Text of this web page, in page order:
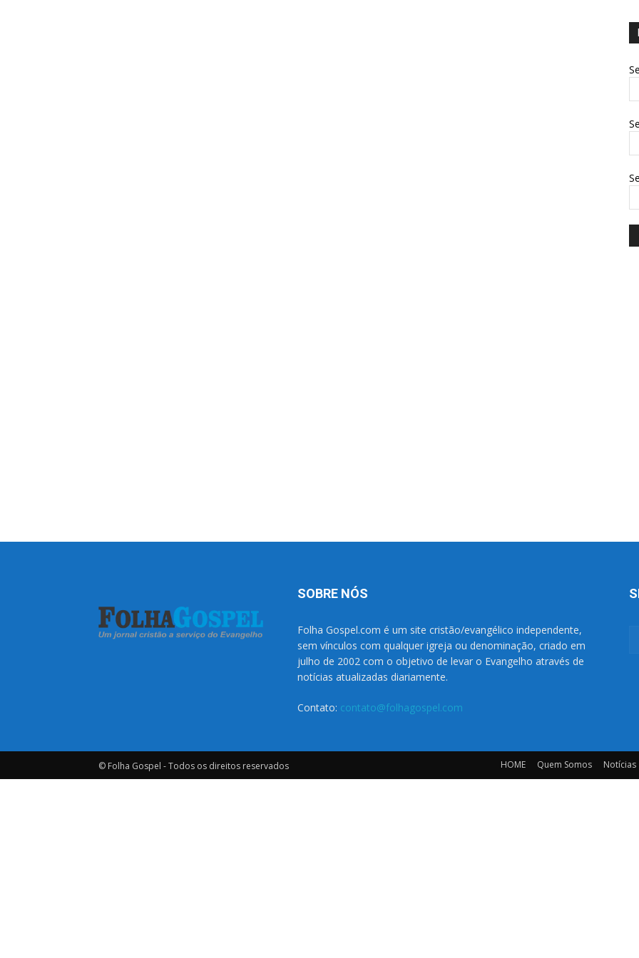
SOBRE NÓS
Folha Gospel.com é um site cristão/evangélico independente,
sem vínculos com qualquer igreja ou denominação, criado em
julho de 2002 com o objetivo de levar o Evangelho através de
notícias atualizadas diariamente.
Contato: contato@folhagospel.com
© Folha Gospel - Todos os direitos reservados HOME Quem Somos Notícias